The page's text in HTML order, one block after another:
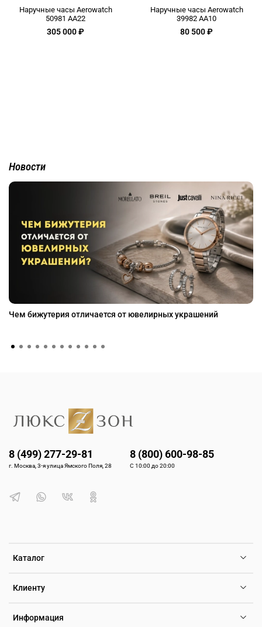
Наручные часы Aerowatch
50981 AA22
305 000 ₽
Наручные часы Aerowatch
39982 AA10
80 500 ₽
Новости
Чем бижутерия отличается от ювелирных украшений
Каталог
Клиенту
Информация
8 (499) 277-29-81
г. Москва, 3-я улица Ямского Поля, 28
8 (800) 600-98-85
С 10:00 до 20:00